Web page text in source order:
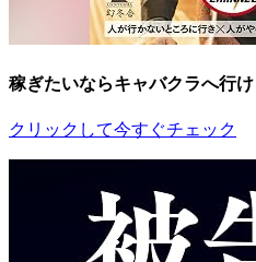
稼ぎたいならキャバクラへ行け
クリックして今すぐチェック